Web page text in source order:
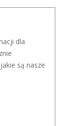
dla
są nasze